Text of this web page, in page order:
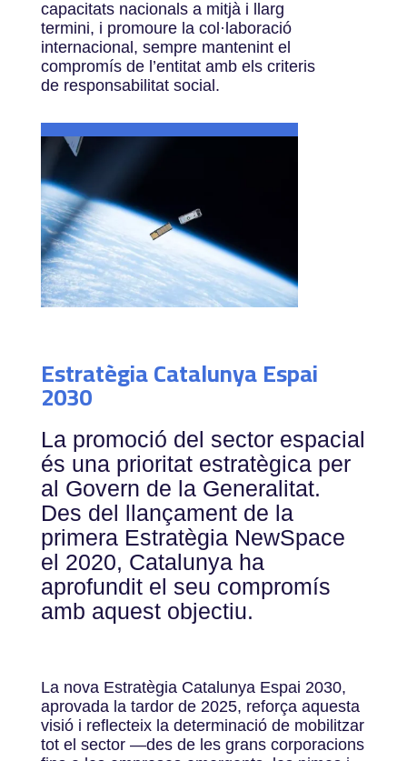
capacitats nacionals a mitjà i llarg
termini, i promoure la col·laboració
internacional, sempre mantenint el
compromís de l’entitat amb els criteris
de responsabilitat social.
Estratègia Catalunya Espai
2030
La promoció del sector espacial
és una prioritat estratègica per
al Govern de la Generalitat.
Des del llançament de la
primera Estratègia NewSpace
el 2020, Catalunya ha
aprofundit el seu compromís
amb aquest objectiu.
La nova Estratègia Catalunya Espai 2030,
aprovada la tardor de 2025, reforça aquesta
visió i reflecteix la determinació de mobilitzar
tot el sector —des de les grans corporacions